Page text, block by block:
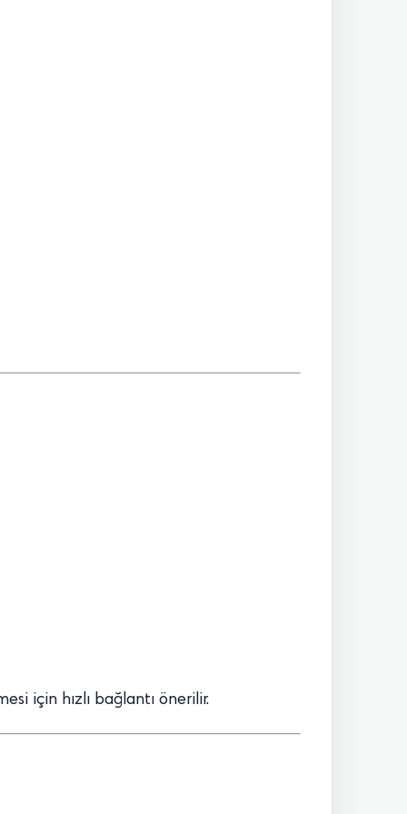
için hızlı bağlantı önerilir.